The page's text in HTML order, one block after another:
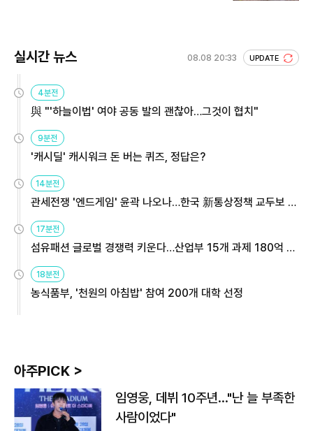
실시간 뉴스 08.08 20:33 UPDATE
4분전
與 "'하늘이법' 여야 공동 발의 괜찮아…그것이 협치"
9분전
'캐시딜' 캐시워크 돈 버는 퀴즈, 정답은?
14분전
관세전쟁 '엔드게임' 윤곽 나오나…한국 新통상정책 교두보 활
17분전
섬유패션 글로벌 경쟁력 키운다…산업부 15개 과제 180억 지
18분전
농식품부, '천원의 아침밥' 참여 200개 대학 선정
아주PICK >
임영웅, 데뷔 10주년…"난 늘 부족한
사람이었다"